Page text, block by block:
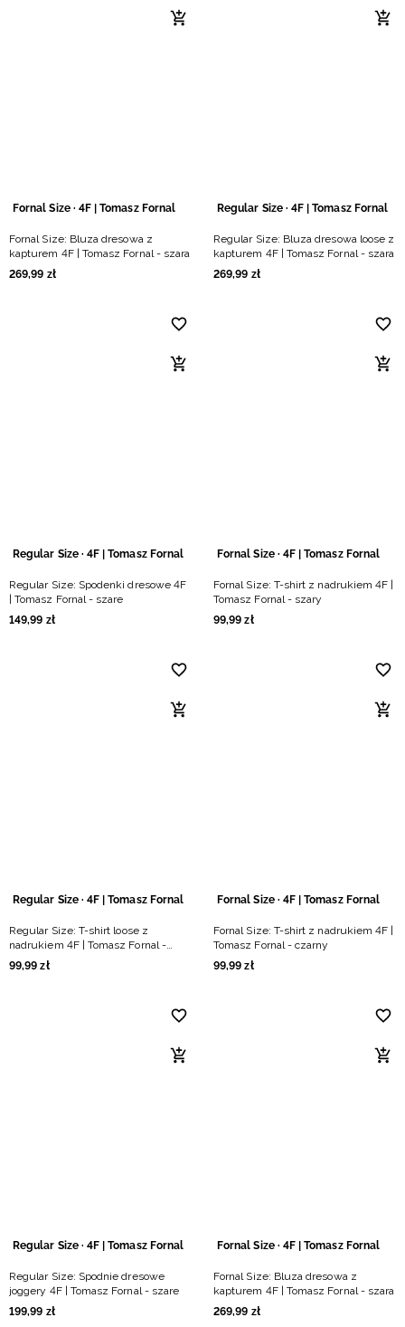
Fornal Size · 4F | Tomasz Fornal
Fornal Size: Bluza dresowa z
kapturem 4F | Tomasz Fornal - szara
269,99 zł
Regular Size · 4F | Tomasz Fornal
Regular Size: Bluza dresowa loose z
kapturem 4F | Tomasz Fornal - szara
269,99 zł
Regular Size · 4F | Tomasz Fornal
Regular Size: Spodenki dresowe 4F
| Tomasz Fornal - szare
149,99 zł
Fornal Size · 4F | Tomasz Fornal
Fornal Size: T-shirt z nadrukiem 4F |
Tomasz Fornal - szary
99,99 zł
Regular Size · 4F | Tomasz Fornal
Regular Size: T-shirt loose z
nadrukiem 4F | Tomasz Fornal -
czarny
99,99 zł
Fornal Size · 4F | Tomasz Fornal
Fornal Size: T-shirt z nadrukiem 4F |
Tomasz Fornal - czarny
99,99 zł
Regular Size · 4F | Tomasz Fornal
Regular Size: Spodnie dresowe
joggery 4F | Tomasz Fornal - szare
199,99 zł
Fornal Size · 4F | Tomasz Fornal
Fornal Size: Bluza dresowa z
kapturem 4F | Tomasz Fornal - szara
269,99 zł